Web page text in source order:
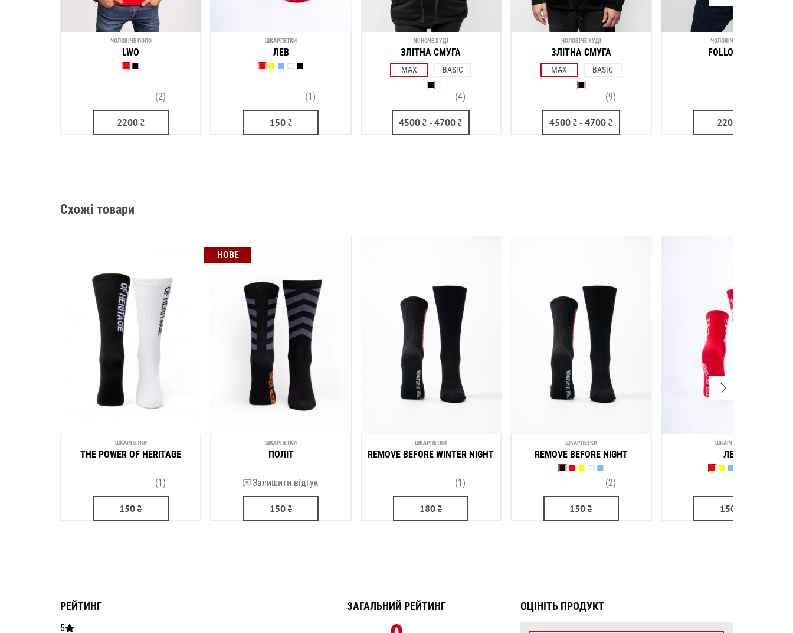
ЧОЛОВІЧЕ ПОЛО
LWO
(2)
2200₴
ШКАРПЕТКИ
ЛЕВ
(1)
150₴
ЖІНОЧЕ ХУДІ
ЗЛІТНА СМУГА
MAX BASIC
(4)
4500₴ - 4700₴
ЧОЛОВІЧЕ ХУДІ
ЗЛІТНА СМУГА
MAX BASIC
(9)
4500₴ - 4700₴
ЧОЛОВІЧЕ ПОЛО
FOLLOW ME
2200
Схожі товари
ШКАРПЕТКИ
THE POWER OF HERITAGE
(1)
150₴
НОВЕ
ШКАРПЕТКИ
ПОЛІТ
Залишити відгук
150₴
ШКАРПЕТКИ
REMOVE BEFORE WINTER NIGHT
(1)
180₴
ШКАРПЕТКИ
REMOVE BEFORE NIGHT
(2)
150₴
ШКАРПЕТКИ
ЛЕВ
150
РЕЙТИНГ
5
ЗАГАЛЬНИЙ РЕЙТИНГ ОЦІНІТЬ ПРОДУКТ